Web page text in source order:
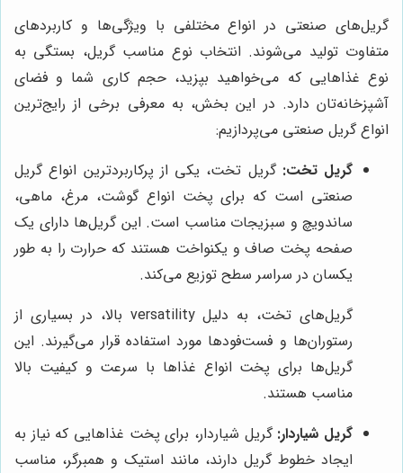
گریل‌های صنعتی در انواع مختلفی با ویژگی‌ها و کاربردهای
متفاوت تولید می‌شوند. انتخاب نوع مناسب گریل، بستگی به
نوع غذاهایی که می‌خواهید بپزید، حجم کاری شما و فضای
آشپزخانه‌تان دارد. در این بخش، به معرفی برخی از رایج‌ترین
انواع گریل صنعتی می‌پردازیم:
گریل تخت: گریل تخت، یکی از پرکاربردترین انواع گریل
صنعتی است که برای پخت انواع گوشت، مرغ، ماهی،
ساندویچ و سبزیجات مناسب است. این گریل‌ها دارای یک
صفحه پخت صاف و یکنواخت هستند که حرارت را به طور
یکسان در سراسر سطح توزیع می‌کند.
گریل‌های تخت، به دلیل versatility بالا، در بسیاری از
رستوران‌ها و فست‌فودها مورد استفاده قرار می‌گیرند. این
گریل‌ها برای پخت انواع غذاها با سرعت و کیفیت بالا
مناسب هستند.
گریل شیاردار: گریل شیاردار، برای پخت غذاهایی که نیاز به
ایجاد خطوط گریل دارند، مانند استیک و همبرگر، مناسب